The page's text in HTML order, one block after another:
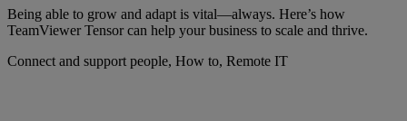
Being able to grow and adapt is vital—always. Here’s how
TeamViewer Tensor can help your business to scale and thrive.
Connect and support people, How to, Remote IT